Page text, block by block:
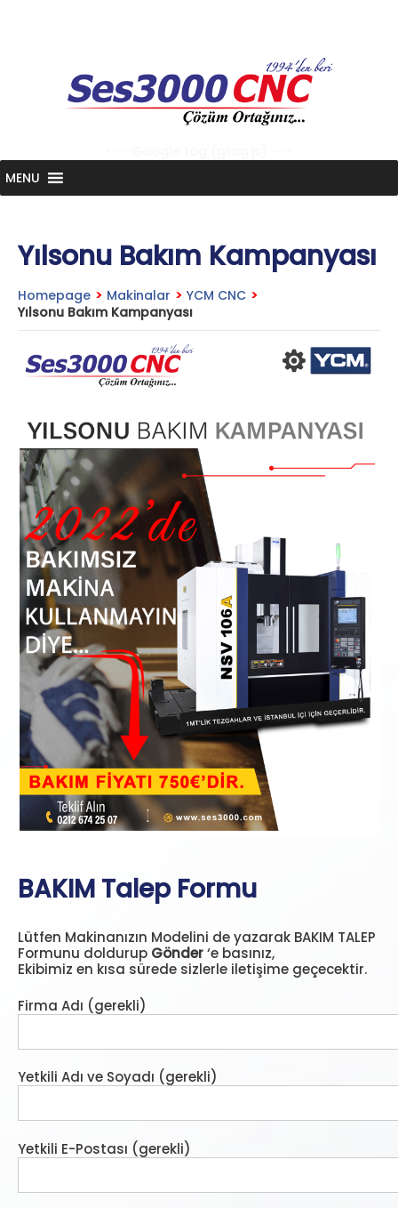
content
MENU
Yılsonu Bakım Kampanyası
Homepage > Makinalar > YCM CNC >
Yılsonu Bakım Kampanyası
BAKIM Talep Formu
Lütfen Makinanızın Modelini de yazarak BAKIM TALEP
Formunu doldurup Gönder‘e basınız,
Ekibimiz en kısa sürede sizlerle iletişime geçecektir.
Firma Adı (gerekli)
Yetkili Adı ve Soyadı (gerekli)
Yetkili E-Postası (gerekli)